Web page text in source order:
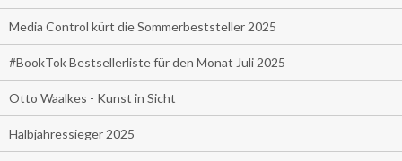
Media Control kürt die Sommerbeststeller 2025
#BookTok Bestsellerliste für den Monat Juli 2025
Otto Waalkes - Kunst in Sicht
Halbjahressieger 2025